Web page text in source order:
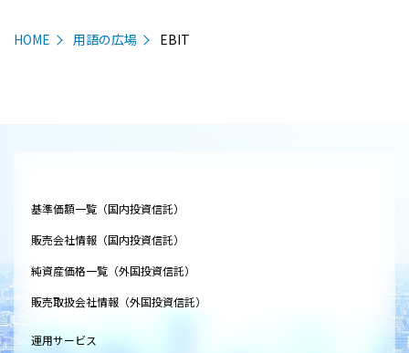
HOME 用語の広場 EBIT
基準価額一覧（国内投資信託）
販売会社情報（国内投資信託）
純資産価格一覧（外国投資信託）
販売取扱会社情報（外国投資信託）
運用サービス